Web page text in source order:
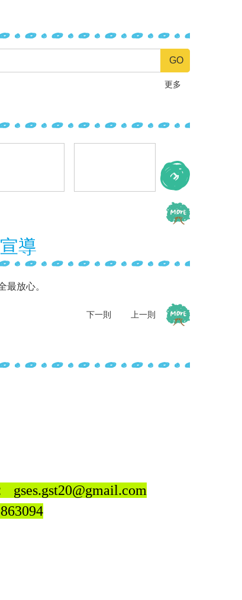
更多
導
最放心。
性剝削，檢舉專線113、110。
下一則 上一則
gses.gst20@gmail.com